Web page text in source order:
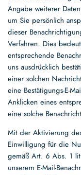
Angabe weiterer
um Sie persönlich
dieser
Verfahren. Dies
entsprechende
uns ausdrücklich
einer solchen
eine Bestätigungs-E-
Anklicken eines
eine solche
Mit der Aktivierung
Einwilligung für die
gemäß Art. 6 Abs. 1
unserem E-Mail-